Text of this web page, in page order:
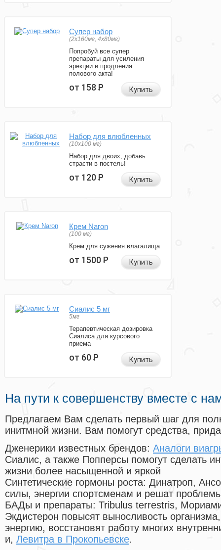
Супер набор
(2х160мг, 4х80мг)
Попробуй все супер
препараты для усиления
эрекции и продления
полового акта!
от 158Р Купить
Набор для влюбленных
(10х100 мг)
Набор для двоих, добавь
страсти в постель!
от 120Р Купить
Крем Naron
(100 мг)
Крем для сужения влагалища
от 1500Р Купить
Сиалис 5 мг
5мг
Терапевтическая дозировка
Сиалиса для курсового
приема
от 60Р Купить
На пути к совершенству вместе с
Предлагаем Вам сделать первый шаг для
инитмной жизни. Вам помогут средства,
Дженерики известных брендов: Аналоги
Сиалис, а также Попперсы помогут сделать
жизни более насыщенной и яркой
Синтетические гормоны роста: Динатроп,
силы, энергии спортсменам и решат
БАДы и препараты: Tribulus terrestris,
Экдистерон повысят выносливость
энергию, восстановят работу многих
и, Левитра в Прокопьевске.